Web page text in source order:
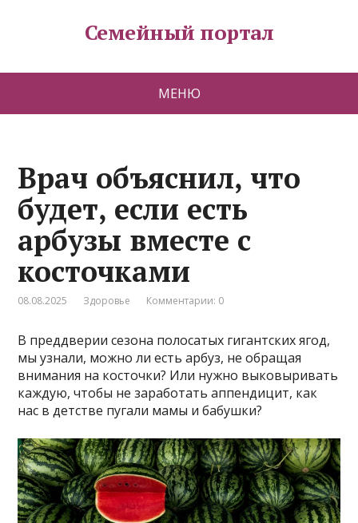
Семейный портал
МЕНЮ
Врач объяснил, что
будет, если есть
арбузы вместе с
косточками
08.08.2025 Здоровье Комментарии: 0
В преддверии сезона полосатых гигантских ягод,
мы узнали, можно ли есть арбуз, не обращая
внимания на косточки? Или нужно выковыривать
каждую, чтобы не заработать аппендицит, как
нас в детстве пугали мамы и бабушки?